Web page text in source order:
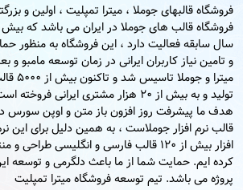
فروشگاه قالبهای جوملا ، میترا تمپلیت ، اولین و
سال سابقه فعالیت دارد ، این فروشگاه به منظور
و تامین نیاز کاربران ایرانی در زمان توسعه مامبو و
میترا و جوملا
تولید و به بیش از 20 هزار مشتری ایرانی فروخته
هدف ما پیشرفت روز افزون باز متن و اوپن سورس
قالب نرم افزار جوملاست ، به همین دلیل برای این
افزار بیش از 120 قالب فارسی و انگلیسی طراحی و
کرده ایم. حمایت شما از ما باعث دلگرمی و توسعه
پروژه می باشد. تیم توسعه فروشگاه میترا تمپلیت